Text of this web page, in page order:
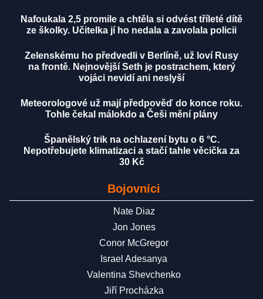
Nafoukala 2,5 promile a chtěla si odvést tříleté dítě
ze školky. Učitelka jí ho nedala a zavolala policii
Zelenskému ho předvedli v Berlíně, už loví Rusy
na frontě. Nejnovější Seth je postrachem, který
vojáci nevidí ani neslyší
Meteorologové už mají předpověď do konce roku.
Tohle čekal málokdo a Češi mění plány
Španělský trik na ochlazení bytu o 6 °C.
Nepotřebujete klimatizaci a stačí tahle věcička za
30 Kč
Bojovníci
Nate Diaz
Jon Jones
Conor McGregor
Israel Adesanya
Valentina Shevchenko
Jiří Procházka